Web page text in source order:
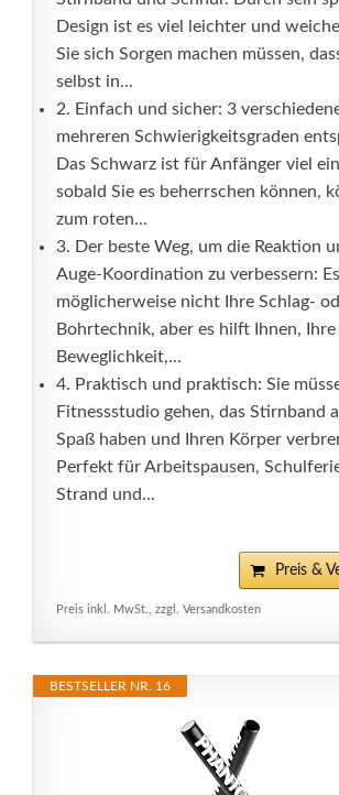
Design ist es viel leichter und
Sie sich Sorgen machen müssen,
selbst in...
2. Einfach und sicher: 3
mehreren Schwierigkeitsgraden
Das Schwarz ist für Anfänger viel
sobald Sie es beherrschen können,
zum roten...
3. Der beste Weg, um die Reaktion
Auge-Koordination zu verbessern:
möglicherweise nicht Ihre Schlag-
Bohrtechnik, aber es hilft Ihnen, Ihre
Beweglichkeit,...
4. Praktisch und praktisch: Sie
Fitnessstudio gehen, das Stirnband
Spaß haben und Ihren Körper
Perfekt für Arbeitspausen,
Strand und...
Preis &
Preis inkl. MwSt., zzgl. Versandkosten
BESTSELLER NR. 16